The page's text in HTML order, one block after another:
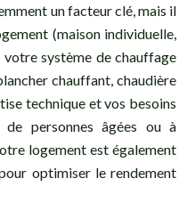
un facteur clé, mais il
(maison individuelle,
système de chauffage
chauffant, chaudière
technique et vos besoins
de personnes âgées ou à
logement est également
optimiser le rendement